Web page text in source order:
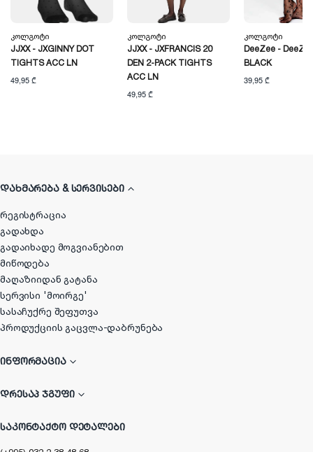
Კოლგოტი
JJXX - JXGINNY DOT
TIGHTS ACC LN
49,95 ₾
Კოლგოტი
JJXX - JXFRANCIS 20
DEN 2-PACK TIGHTS
ACC LN
49,95 ₾
Კოლგოტი
DeeZee -
BLACK
39,95 ₾
ᲓᲐᲮᲛᲐᲠᲔᲑᲐ & ᲡᲔᲠᲕᲘᲡᲔᲑᲘ
რეგისტრაცია
გადახდა
გადაიხადე მოგვიანებით
მიწოდება
მაღაზიიდან გატანა
სერვისი 'მოირგე'
სასაჩუქრე შეფუთვა
პროდუქციის გაცვლა-დაბრუნება
ᲘᲜᲤᲝᲠᲛᲐᲪᲘᲐ
ᲓᲠᲔᲡᲐᲞ ᲯᲒᲣᲤᲘ
ᲡᲐᲙᲝᲜᲢᲐᲥᲢᲝ ᲓᲔᲢᲐᲚᲔᲑᲘ